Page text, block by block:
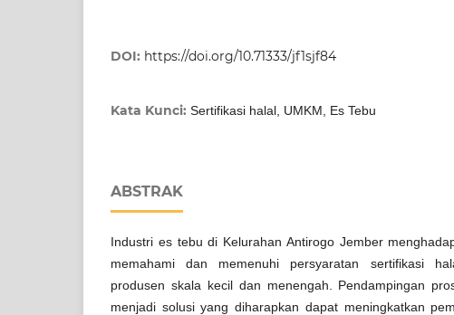
DOI: https://doi.org/10.71333/jf1sjf84
Kata Kunci: Sertifikasi halal, UMKM, Es Tebu
ABSTRAK
Industri es tebu di Kelurahan Antirogo Jember
memahami dan memenuhi persyaratan sertifikasi
produsen skala kecil dan menengah. Pendampingan
menjadi solusi yang diharapkan dapat meningkatkan